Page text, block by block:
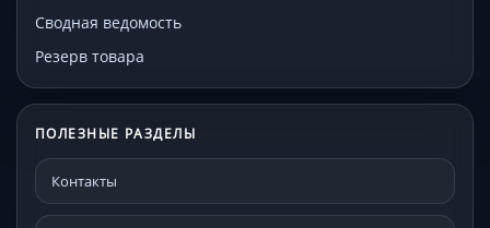
Сводная ведомость
Резерв товара
ПОЛЕЗНЫЕ РАЗДЕЛЫ
Контакты